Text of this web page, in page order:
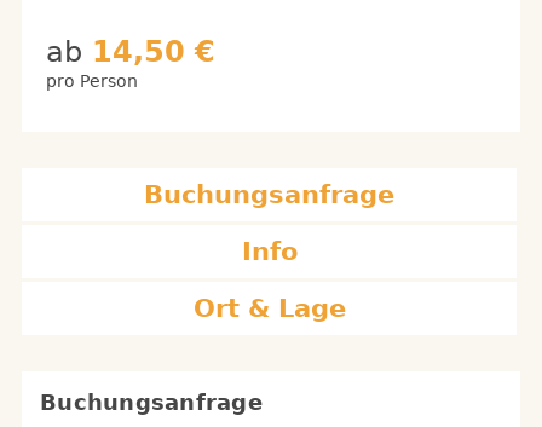
ab 14,50 €
pro Person
Buchungsanfrage
Info
Ort & Lage
Buchungsanfrage